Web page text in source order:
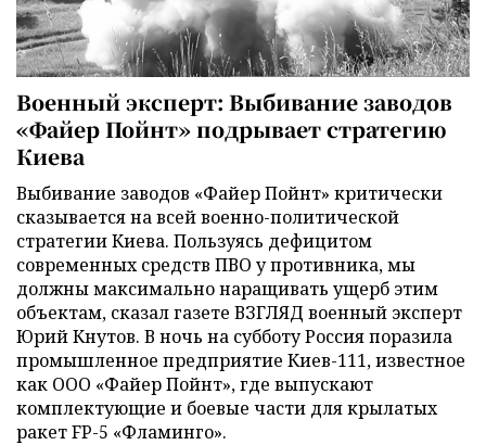
Военный эксперт: Выбивание заводов
«Файер Пойнт» подрывает стратегию
Киева
Выбивание заводов «Файер Пойнт» критически
сказывается на всей военно-политической
стратегии Киева. Пользуясь дефицитом
современных средств ПВО у противника, мы
должны максимально наращивать ущерб этим
объектам, сказал газете ВЗГЛЯД военный эксперт
Юрий Кнутов. В ночь на субботу Россия поразила
промышленное предприятие Киев-111, известное
как ООО «Файер Пойнт», где выпускают
комплектующие и боевые части для крылатых
ракет FP-5 «Фламинго».